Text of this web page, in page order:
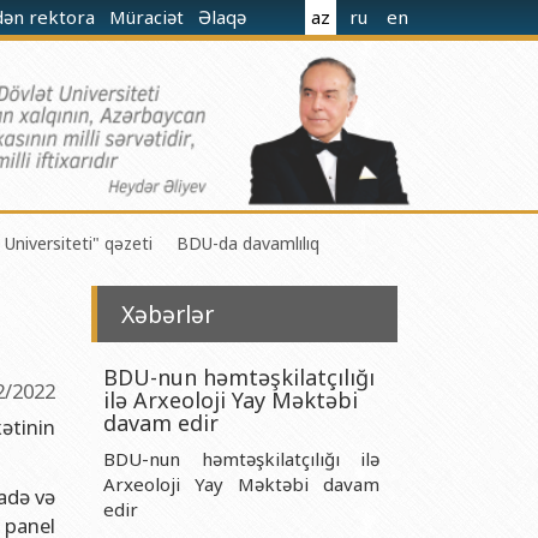
rektora Müraciət Əlaqə az ru en
adına Kataliz və Qeyri-üzvi Kimya İnstitutu
və Mexanika İnstitutu
Biologiya və Biotexnologiyalar İnstitutu
Universiteti" qəzeti BDU-da davamlılıq
2022
və
Xəbərlər
BDU-nun həmtəşkilatçılığı
ilə Arxeoloji Yay Məktəbi
davam edir
BDU-nun həmtəşkilatçılığı ilə
Arxeoloji Yay Məktəbi davam
edir